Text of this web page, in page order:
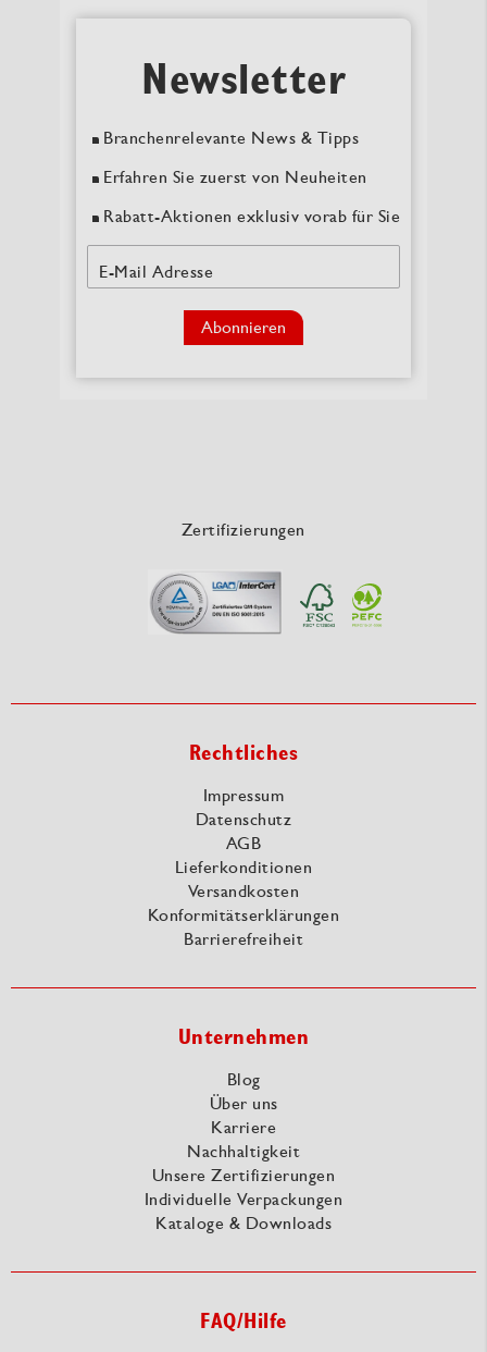
Newsletter
Branchenrelevante News & Tipps
Erfahren Sie zuerst von Neuheiten
Rabatt-Aktionen exklusiv vorab für Sie
E-Mail Adresse
Abonnieren
Zertifizierungen
Rechtliches
Impressum
Datenschutz
AGB
Lieferkonditionen
Versandkosten
Konformitätserklärungen
Barrierefreiheit
Unternehmen
Blog
Über uns
Karriere
Nachhaltigkeit
Unsere Zertifizierungen
Individuelle Verpackungen
Kataloge & Downloads
FAQ/Hilfe